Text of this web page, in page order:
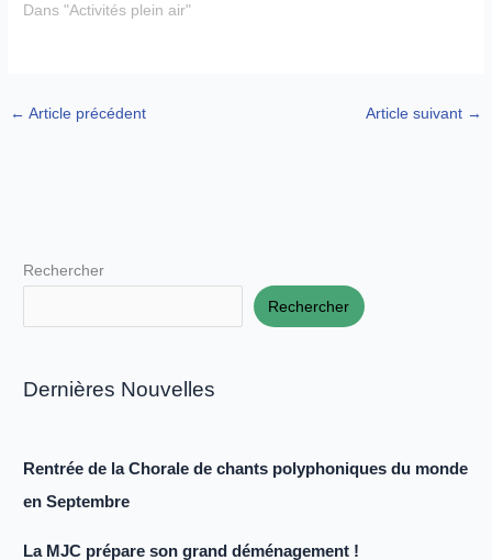
Dans "Activités plein air"
← Article précédent Article suivant →
Rechercher
Rechercher
Dernières Nouvelles
Rentrée de la Chorale de chants polyphoniques du monde
en Septembre
La MJC prépare son grand déménagement !